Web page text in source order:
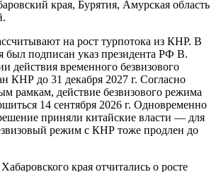
края, Бурятия, Амурская область
на рост турпотока из КНР. В
был подписан указ президента РФ В.
действия временного безвизового
КНР до 31 декабря 2027 г. Согласно
рамкам, действие безвизового режима
14 сентября 2026 г. Одновременно
приняли китайские власти — для
режим с КНР тоже продлен до
края отчитались о росте